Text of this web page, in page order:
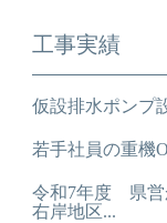
工事実績
仮設排水ポンプ
若手社員の重機
令和7年度 県
右岸地区...